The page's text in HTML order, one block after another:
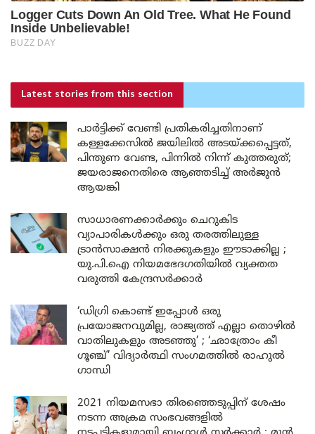
Latest stories from this section
പാർട്ടിക്ക് വേണ്ടി പ്രതികരിച്ചതിനാണ്
കള്ളക്കേസിൽ ജയിലിൽ അടയ്ക്കപ്പെട്ടത്,
പിന്തുണ വേണ്ട, പിന്നിൽ നിന്ന് കുത്തരുത്;
ജയരാജനെതിരെ ആഞ്ഞടിച്ച് അർജുൻ
ആയങ്കി
സാധാരണക്കാർക്കും ചെറുകിട
വ്യാപാരികൾക്കും ഒരു തരത്തിലുള്ള
ട്രാൻസാക്ഷൻ നിരക്കുകളും ഈടാക്കില്ല ;
യു.പി.ഐ നിയമഭേദഗതിയിൽ വ്യക്തത
വരുത്തി കേന്ദ്രസർക്കാർ
‘ഡിഗ്രി കൊണ്ട് ഇപ്പോൾ ഒരു
പ്രയോജനവുമില്ല, രാജ്യത്ത് എല്ലാ തൊഴിൽ
വാതിലുകളും അടഞ്ഞു’ ; ‘ഛാത്രോം കീ
ഗൂഞ്ച്’ വിദ്യാർത്ഥി സംഗമത്തിൽ രാഹുൽ
ഗാന്ധി
2021 നിയമസഭാ തിരഞ്ഞെടുപ്പിന് ശേഷം
നടന്ന അക്രമ സംഭവങ്ങളിൽ